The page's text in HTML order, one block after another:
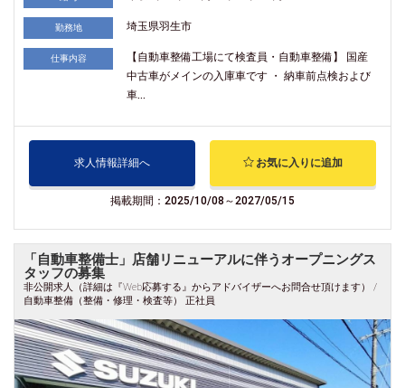
勤務地 埼玉県羽生市
仕事内容
【自動車整備工場にて検査員・自動車整備】 国産
中古車がメインの入庫車です ・ 納車前点検および
車...
求人情報詳細へ お気に入りに追加
掲載期間：2025/10/08～2027/05/15
「自動車整備士」店舗リニューアルに伴うオープニングス
タッフの募集
非公開求人（詳細は『Web応募する』からアドバイザーへお問合せ頂けます） /
自動車整備（整備・修理・検査等） 正社員